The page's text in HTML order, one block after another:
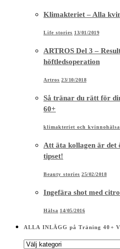
Klimakteriet – Alla
Life stories 13/01/2019
ARTROS Del 3 –
höftledsoperation
Artros 23/10/2018
Så tränar du rätt för
60+
klimakteriet och kvinnohälsa
Att äta kollagen är det
tipset!
Beauty stories 25/02/2018
Ingefära shot med
Hälsa 14/05/2016
ALLA INLÄGG på Träning 40+
ALLA